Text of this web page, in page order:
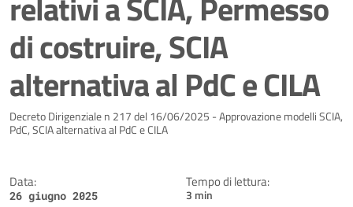
di costruire, SCIA
alternativa al PdC e CILA
Dettagli della notizia
Decreto Dirigenziale n 217 del 16/06/2025 - Approvazione modelli SCIA,
PdC, SCIA alternativa al PdC e CILA
Data:
26 giugno 2025
Tempo di lettura:
3 min